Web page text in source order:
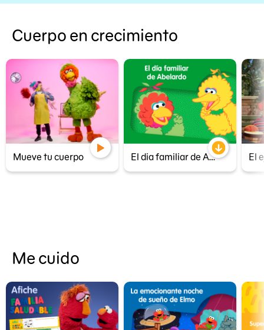
Cuerpo en crecimiento
Mueve tu cuerpo El dia familiar de Abelardo
Me cuido